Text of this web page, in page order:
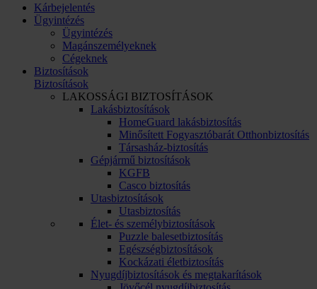
Kárbejelentés
Ügyintézés
Ügyintézés
Magánszemélyeknek
Cégeknek
Biztosítások
Biztosítások
LAKOSSÁGI BIZTOSÍTÁSOK
Lakásbiztosítások
HomeGuard lakásbiztosítás
Minősített Fogyasztóbarát Otthonbiztosítás
Társasház-biztosítás
Gépjármű biztosítások
KGFB
Casco biztosítás
Utasbiztosítások
Utasbiztosítás
Élet- és személybiztosítások
Puzzle balesetbiztosítás
Egészségbiztosítások
Kockázati életbiztosítás
Nyugdíjbiztosítások és megtakarítások